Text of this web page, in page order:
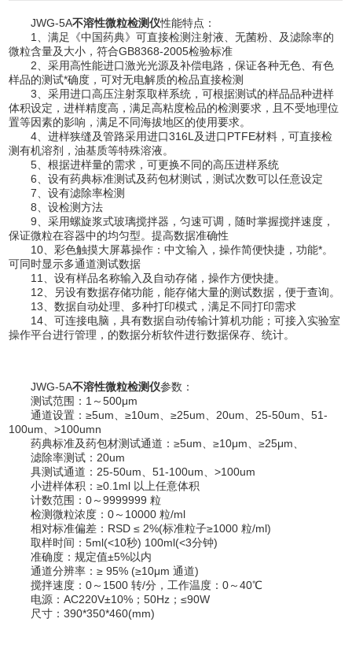
JWG-5A不溶性微粒检测仪性能特点：
1、满足《中国药典》可直接检测注射液、无菌粉、及滤除率的
微粒含量及大小，符合GB8368-2005检验标准
2、采用高性能进口激光光源及补偿电路，保证各种无色、有色
样品的测试*确度，可对无电解质的检品直接检测
3、采用进口高压注射泵取样系统，可根据测试的样品品种进样
体积设定，进样精度高，满足高粘度检品的检测要求，且不受地理位
置等因素的影响，满足不同海拔地区的使用要求。
4、进样狭缝及管路采用进口316L及进口PTFE材料，可直接检
测有机溶剂，油基质等特殊溶液。
5、根据进样量的需求，可更换不同的高压进样系统
6、设有药典标准测试及药包材测试，测试次数可以任意设定
7、设有滤除率检测
8、设检测方法
9、采用螺旋浆式玻璃搅拌器，匀速可调，随时掌握搅拌速度，
保证微粒在容器中的均匀型。提高数据准确性
10、彩色触摸大屏幕操作：中文输入，操作简便快捷，功能*。
可同时显示多通道测试数据
11、设有样品名称输入及自动存储，操作方便快捷。
12、另设有数据存储功能，能存储大量的测试数据，便于查询。
13、数据自动处理、多种打印模式，满足不同打印需求
14、可连接电脑，具有数据自动传输计算机功能；可接入实验室
操作平台进行管理，的数据分析软件进行数据保存、统计。
JWG-5A不溶性微粒检测仪参数：
测试范围：1～500μm
通道设置：≥5um、≥10um、≥25um、20um、25-50um、51-
100um、>100umn
药典标准及药包材测试通道：≥5um、≥10μm、≥25μm、
滤除率测试：20um
具测试通道：25-50um、51-100um、>100um
小进样体积：≥0.1ml 以上任意体积
计数范围：0～9999999 粒
检测微粒浓度：0～10000 粒/ml
相对标准偏差：RSD ≤ 2%(标准粒子≥1000 粒/ml)
取样时间：5ml(<10秒) 100ml(<3分钟)
准确度：规定值±5%以内
通道分辨率：≥ 95% (≥10μm 通道)
搅拌速度：0～1500 转/分，工作温度：0～40℃
电源：AC220V±10%；50Hz；≤90W
尺寸：390*350*460(mm)